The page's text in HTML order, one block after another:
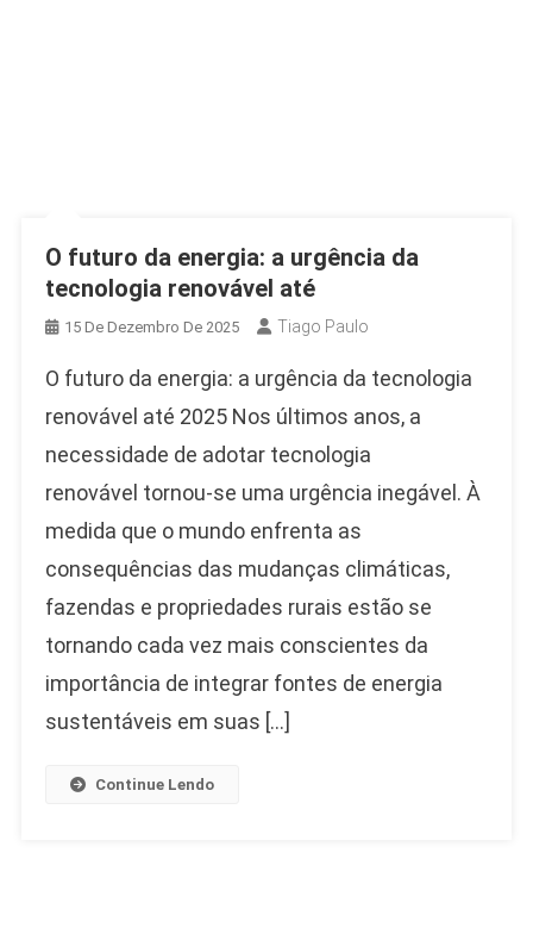
O futuro da energia: a urgência da
tecnologia renovável até
15 De Dezembro De 2025 Tiago Paulo
O futuro da energia: a urgência da tecnologia
renovável até 2025 Nos últimos anos, a
necessidade de adotar tecnologia
renovável tornou-se uma urgência inegável. À
medida que o mundo enfrenta as
consequências das mudanças climáticas,
fazendas e propriedades rurais estão se
tornando cada vez mais conscientes da
importância de integrar fontes de energia
sustentáveis em suas […]
Continue Lendo